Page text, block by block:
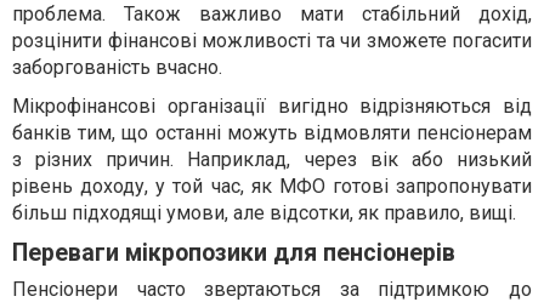
проблема. Також важливо мати стабільний дохід,
розцінити фінансові можливості та чи зможете погасити
заборгованість вчасно.
Мікрофінансові організації вигідно відрізняються від
банків тим, що останні можуть відмовляти пенсіонерам
з різних причин. Наприклад, через вік або низький
рівень доходу, у той час, як МФО готові запропонувати
більш підходящі умови, але відсотки, як правило, вищі.
Переваги мікропозики для пенсіонерів
Пенсіонери часто звертаються за підтримкою до